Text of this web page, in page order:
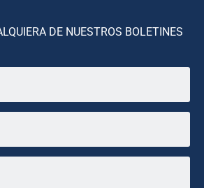
DE NUESTROS BOLETINES